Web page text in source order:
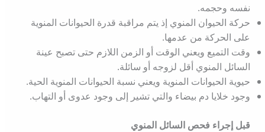
نفسه وحجمه.
حركة الحيوان المنوي إذ يتم مراقبة قدرة الحيوانات المنوية
على الحركة من عدمها.
وقت التميع ويعني الوقت أو الزمن اللازم حتى تصبح عينة
السائل المنوي أقل لزوجه أو سائلة.
حيوية الحيوانات المنوية ويعني نسبة الحيوانات المنوية الحية.
وجود خلايا دم بيضاء والتي تشير إلى وجود عدوى أو التهاب.
قبل إجراء فحص السائل المنوي